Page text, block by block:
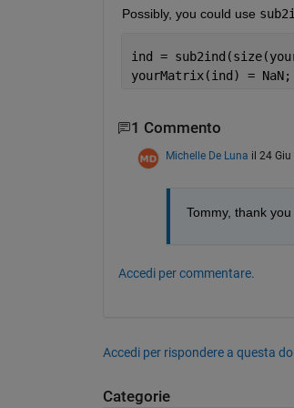
Possibly, you could use
ind =
yourMatrix(ind) = NaN;
1 Commento
Michelle De Luna il 24 Giu
Tommy, thank
Accedi per commentare.
Accedi per rispondere a questa
Categorie